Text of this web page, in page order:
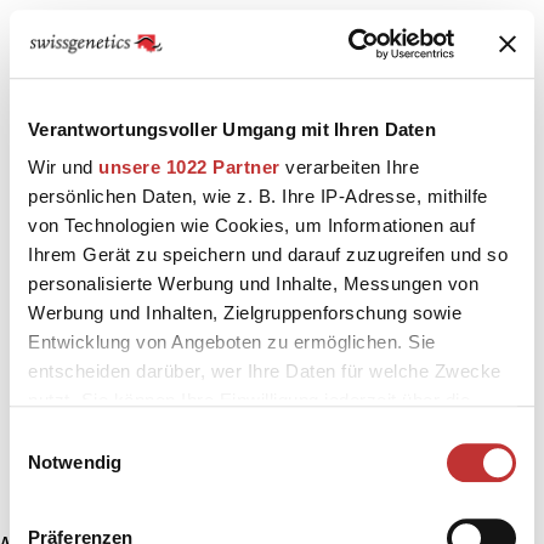
Verantwortungsvoller Umgang mit Ihren Daten
Wir und unsere 1022 Partner verarbeiten Ihre
persönlichen Daten, wie z. B. Ihre IP-Adresse, mithilfe
von Technologien wie Cookies, um Informationen auf
Ihrem Gerät zu speichern und darauf zuzugreifen und so
personalisierte Werbung und Inhalte, Messungen von
Werbung und Inhalten, Zielgruppenforschung sowie
Entwicklung von Angeboten zu ermöglichen. Sie
entscheiden darüber, wer Ihre Daten für welche Zwecke
Trigger Symbol ändern oder widerrufen
Notwendig
Präferenzen